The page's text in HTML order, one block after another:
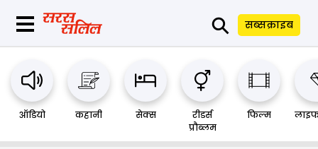
⚲ सब्सक्राइब
ऑडियो कहानी सेक्स
रीडर्स
प्रौब्लम
फिल्म